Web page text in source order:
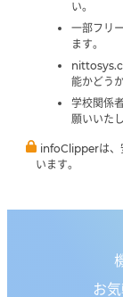
い。
一部フリ
ます。
能かどう
学校関係
願いいた
infoClipperは、
います。
お